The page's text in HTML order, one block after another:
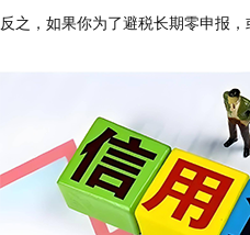
反之，如果你为了避税长期零申报